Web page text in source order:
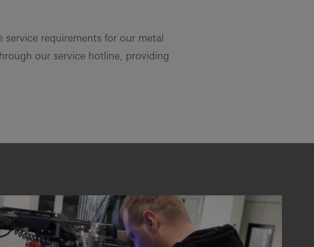
requirements for our metal
our service hotline, providing